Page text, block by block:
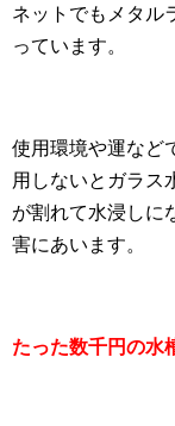
ネットでもメタル
っています。
使用環境や運など
用しないとガラス
が割れて水浸しに
害にあいます。
たった数千円の水